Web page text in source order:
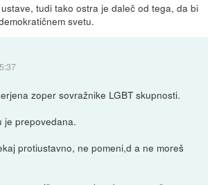
tudi tako ostra je daleč od tega, da bi
svetu.
zoper sovražnike LGBT skupnosti.
je prepovedana.
protiustavno, ne pomeni,d a ne moreš